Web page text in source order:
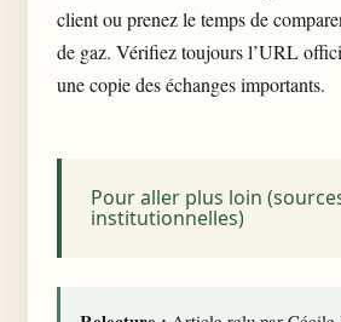
client ou prenez le temps de
de gaz. Vérifiez toujours l’URL
une copie des échanges importants.
Pour aller plus loin
institutionnelles)